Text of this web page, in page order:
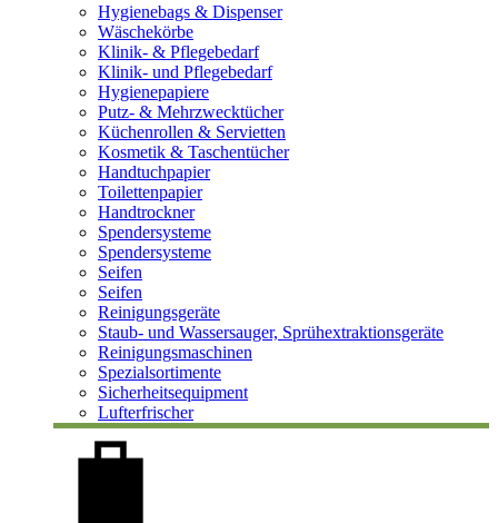
Hygienebags & Dispenser
Wäschekörbe
Klinik- & Pflegebedarf
Klinik- und Pflegebedarf
Hygienepapiere
Putz- & Mehrzwecktücher
Küchenrollen & Servietten
Kosmetik & Taschentücher
Handtuchpapier
Toilettenpapier
Handtrockner
Spendersysteme
Spendersysteme
Seifen
Seifen
Reinigungsgeräte
Staub- und Wassersauger, Sprühextraktionsgeräte
Reinigungsmaschinen
Spezialsortimente
Sicherheitsequipment
Lufterfrischer